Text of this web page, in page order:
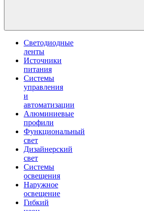
Светодиодные
ленты
Источники
питания
Системы
управления
и
автоматизации
Алюминиевые
профили
Функциональный
свет
Дизайнерский
свет
Системы
освещения
Наружное
освещение
Гибкий